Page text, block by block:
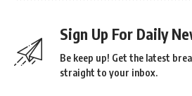
Sign Up For Daily
Be keep up! Get the latest
straight to your inbox.